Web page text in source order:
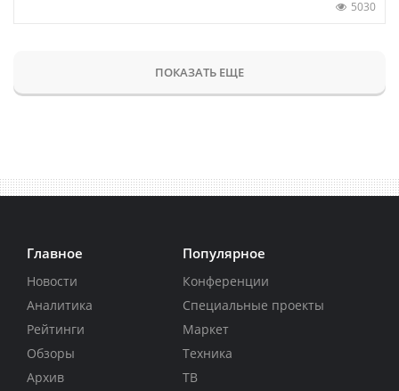
5030
ПОКАЗАТЬ ЕЩЕ
Главное
Новости
Аналитика
Рейтинги
Обзоры
Архив
Популярное
Конференции
Специальные проекты
Маркет
Техника
ТВ